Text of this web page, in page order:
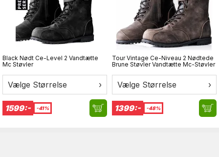
Black Nødt Ce-Level 2 Vandtætte
Mc Støvler
Vælge Størrelse ›
1599:- -41%
Tour Vintage Ce-Niveau 2 Nødtede
Brune Støvler Vandtætte Mc-Støvler
Vælge Størrelse ›
1399:- -48%